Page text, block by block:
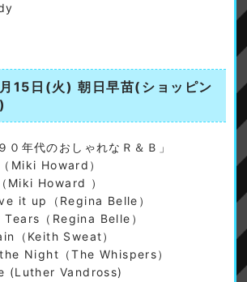
15日(火) 朝日早苗(ショッピン
０年代のおしゃれなＲ＆Ｂ」
Miki Howard）
Miki Howard ）
it up（Regina Belle）
Tears（Regina Belle）
（Keith Sweat）
Night（The Whispers）
(Luther Vandross)